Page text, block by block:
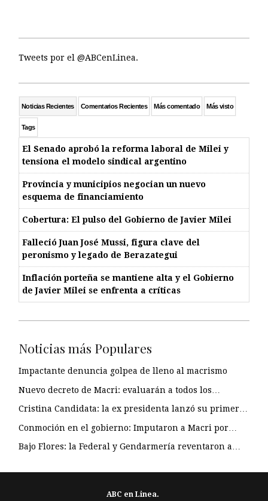
Tweets por el @ABCenLinea.
Noticias Recientes Comentarios Recientes Más comentado Más visto
Tags
El Senado aprobó la reforma laboral de Milei y
tensiona el modelo sindical argentino
Provincia y municipios negocian un nuevo
esquema de financiamiento
Cobertura: El pulso del Gobierno de Javier Milei
Falleció Juan José Mussi, figura clave del
peronismo y legado de Berazategui
Inflación porteña se mantiene alta y el Gobierno
de Javier Milei se enfrenta a críticas
Noticias más Populares
Impactante denuncia golpea de lleno al macrismo
Nuevo decreto de Macri: evaluarán a todos los…
Cristina Candidata: la ex presidenta lanzó su primer…
Conmoción en el gobierno: Imputaron a Macri por…
Bajo Flores: la Federal y Gendarmería reventaron a…
ABC en Linea.